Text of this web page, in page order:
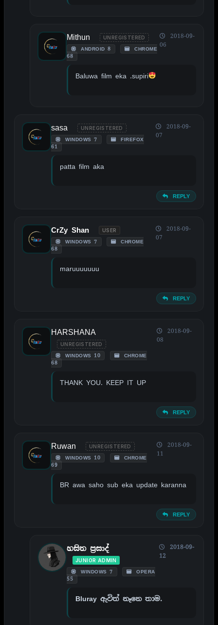
Mithun UNREGISTERED
ANDROID 8
CHROME
68
2018-09-
06
Baluwa film eka .supiri
sasa UNREGISTERED
WINDOWS 7
FIREFOX
61
2018-09-
07
patta film aka
REPLY
CrZy Shan USER
WINDOWS 7
CHROME
68
2018-09-
07
maruuuuuuu
REPLY
HARSHANA
UNREGISTERED
WINDOWS 10
CHROME
68
2018-09-
08
THANK YOU. KEEP IT UP
REPLY
Ruwan UNREGISTERED
WINDOWS 10
CHROME
69
2018-09-
11
BR awa saho sub eka update karanna
REPLY
හසිත ප්‍රසාද්
JUNIOR ADMIN
WINDOWS 7
OPERA
55
2018-09-
12
Bluray ඇවිත් නෑනෙ තාම.